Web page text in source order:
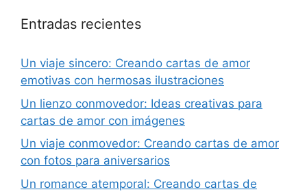
Entradas recientes
Un viaje sincero: Creando cartas de amor
emotivas con hermosas ilustraciones
Un lienzo conmovedor: Ideas creativas para
cartas de amor con imágenes
Un viaje conmovedor: Creando cartas de amor
con fotos para aniversarios
Un romance atemporal: Creando cartas de